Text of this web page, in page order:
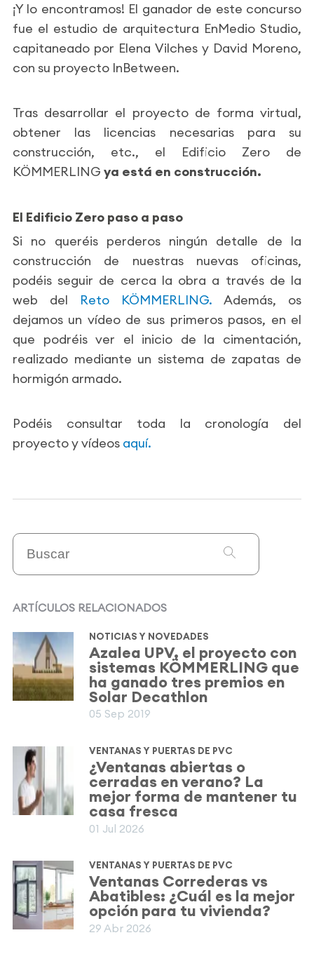
¡Y lo encontramos! El ganador de este concurso
fue el estudio de arquitectura EnMedio Studio,
capitaneado por Elena Vilches y David Moreno,
con su proyecto InBetween.
Tras desarrollar el proyecto de forma virtual,
obtener las licencias necesarias para su
construcción, etc., el Edificio Zero de
KÖMMERLING ya está en construcción.
El Edificio Zero paso a paso
Si no queréis perderos ningún detalle de la
construcción de nuestras nuevas oficinas,
podéis seguir de cerca la obra a través de la
web del Reto KÖMMERLING. Además, os
dejamos un vídeo de sus primeros pasos, en el
que podréis ver el inicio de la cimentación,
realizado mediante un sistema de zapatas de
hormigón armado.
Podéis consultar toda la cronología del
proyecto y vídeos aquí.
ARTÍCULOS RELACIONADOS
NOTICIAS Y NOVEDADES
Azalea UPV, el proyecto con
sistemas KÖMMERLING que
ha ganado tres premios en
Solar Decathlon
05 Sep 2019
VENTANAS Y PUERTAS DE PVC
¿Ventanas abiertas o
cerradas en verano? La
mejor forma de mantener tu
casa fresca
01 Jul 2026
VENTANAS Y PUERTAS DE PVC
Ventanas Correderas vs
Abatibles: ¿Cuál es la mejor
opción para tu vivienda?
29 Abr 2026